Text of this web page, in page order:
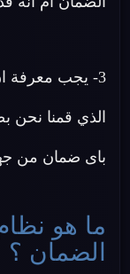
3- يجب معرفة
الذي قمنا نحن
باى ضمان من
ما هو
الضمان ؟